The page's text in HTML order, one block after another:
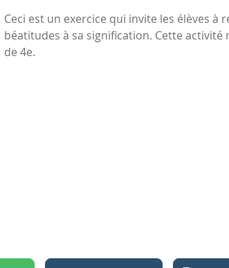
Ceci est un exercice qui invite les élèves à
béatitudes à sa signification. Cette activité
de 4e.